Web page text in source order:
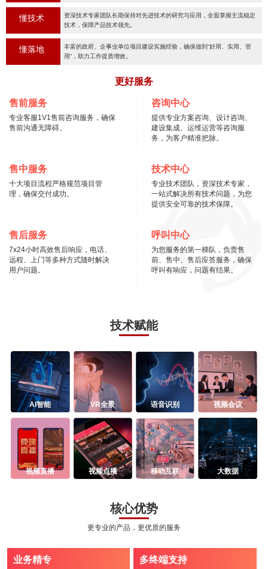
懂技术
资深技术专家团队长期保持对先进技术的研究与应用，全面掌握主流稳定
技术，保障产品技术领先。
懂落地
丰富的政府、企事业单位项目建设实施经验，确保做到“好用、实用、管
用“，助力工作提质增效。
更好服务
售前服务
专业客服1V1售前咨询服务，确保
售前沟通无障碍。
咨询中心
提供专业方案咨询、设计咨询、
建设集成、运维运营等咨询服
务，为客户精准把脉。
售中服务
十大项目流程严格规范项目管
理，确保交付成功。
技术中心
专业技术团队，资深技术专家，
一站式解决所有技术问题，为您
提供安全可靠的技术保障。
售后服务
7x24小时高效售后响应，电话、
远程、上门等多种方式随时解决
用户问题。
呼叫中心
为您服务的第一梯队，负责售
前、售中、售后应答服务，确保
呼叫有响应，问题有结果。
技术赋能
AI智能 VR全景 语音识别 视频会议
视频直播 视频点播 移动互联 大数据
核心优势
更专业的产品，更优质的服务
业务精专 多终端支持